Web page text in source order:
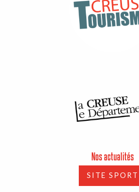
Nos actualités
SITE SPORT